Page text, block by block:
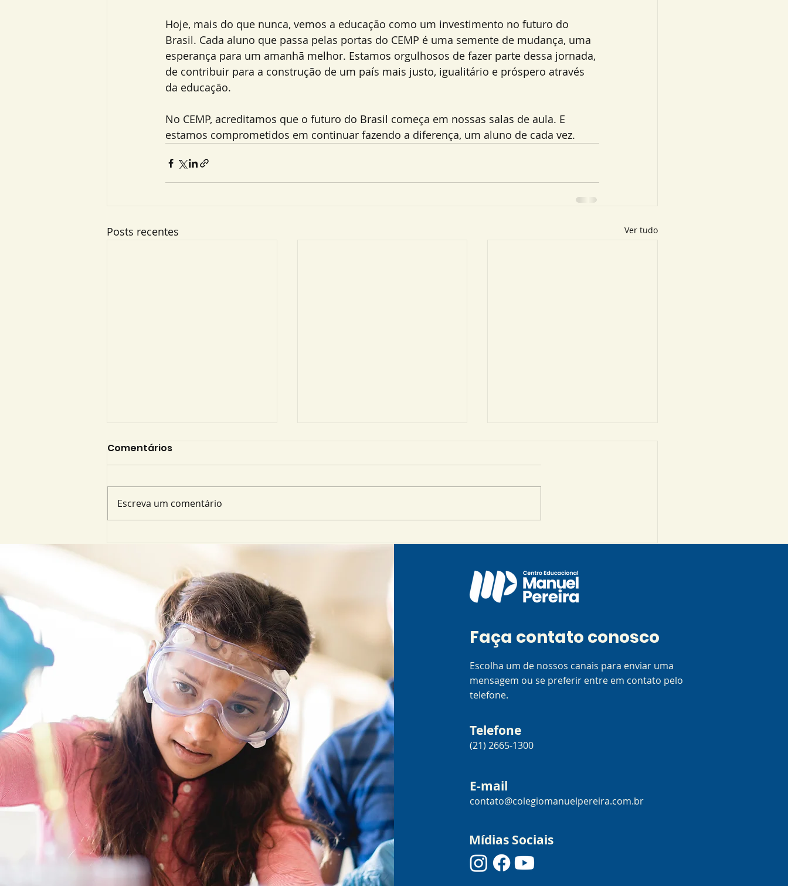
Hoje, mais do que nunca, vemos a educação como um investimento no futuro do
Brasil. Cada aluno que passa pelas portas do CEMP é uma semente de mudança, uma
esperança para um amanhã melhor. Estamos orgulhosos de fazer parte dessa jornada,
de contribuir para a construção de um país mais justo, igualitário e próspero através
da educação.
No CEMP, acreditamos que o futuro do Brasil começa em nossas salas de aula. E
estamos comprometidos em continuar fazendo a diferença, um aluno de cada vez.
Posts recentes Ver tudo
Turmas Militares do
Colégio Manuel Pereira
educação de excelência
Comentários
Escreva um comentário
Faça contato conosco
Escolha um de nossos canais para enviar uma
mensagem ou se preferir entre em contato pelo
telefone.
Telefone
(21) 2665-1300
E-mail
contato@colegiomanuelpereira.com.br
Mídias Sociais